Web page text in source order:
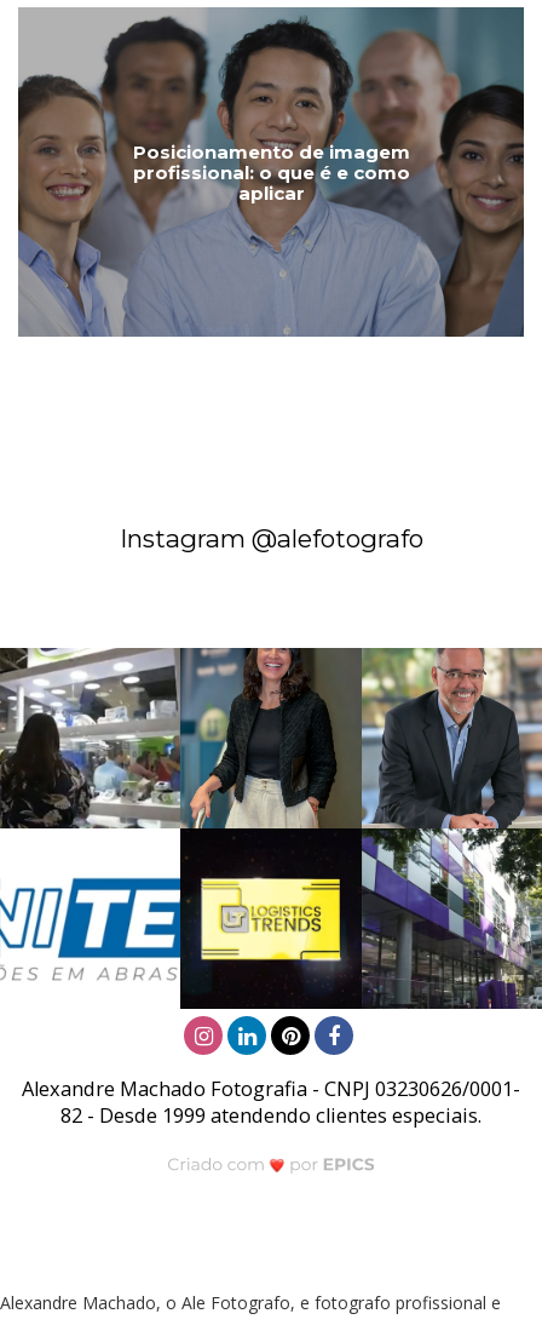
Posicionamento de imagem
profissional: o que é e como
aplicar
Instagram @alefotografo
Alexandre Machado Fotografia - CNPJ 03230626/0001-
82 - Desde 1999 atendendo clientes especiais.
Alexandre Machado, o Ale Fotografo, e fotografo profissional e